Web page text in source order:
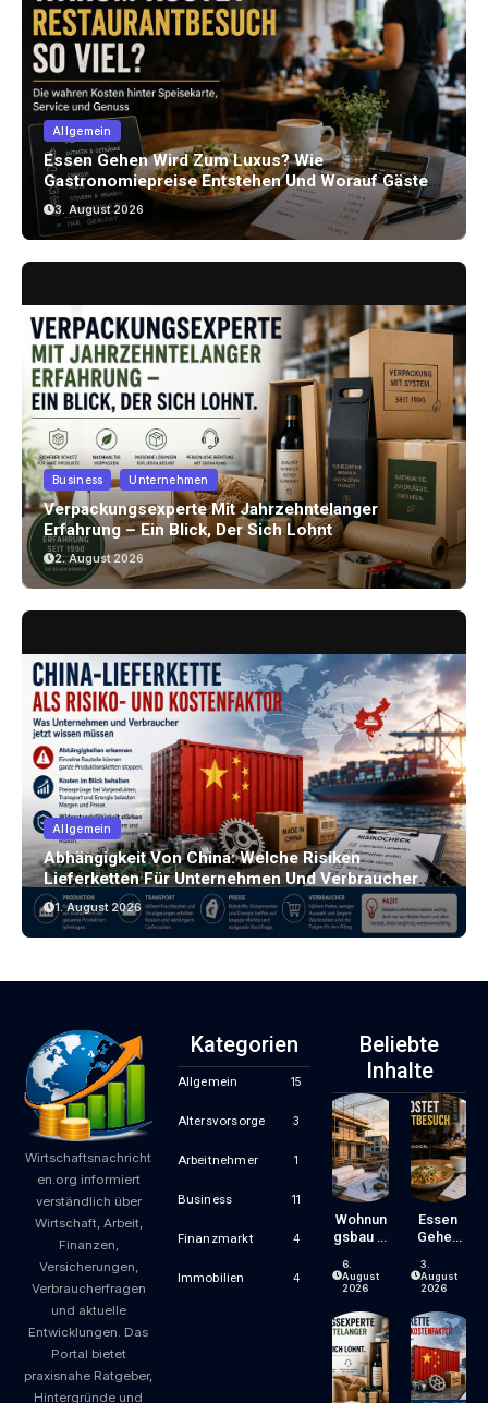
Allgemein
Essen Gehen Wird Zum Luxus? Wie
Gastronomiepreise Entstehen Und Worauf Gäste
Achten Können
3. August 2026
Business Unternehmen
Verpackungsexperte Mit Jahrzehntelanger
Erfahrung – Ein Blick, Der Sich Lohnt
2. August 2026
Allgemein
Abhängigkeit Von China: Welche Risiken
Lieferketten Für Unternehmen Und Verbraucher
Bergen
1. August 2026
Wirtschaftsnachricht
en.org informiert
verständlich über
Wirtschaft, Arbeit,
Finanzen,
Versicherungen,
Verbraucherfragen
und aktuelle
Entwicklungen. Das
Portal bietet
praxisnahe Ratgeber,
Hintergründe und
Kategorien
Allgemein 15
Altersvorsorge 3
Arbeitnehmer 1
Business 11
Finanzmarkt 4
Immobilien 4
Beliebte
Inhalte
Wohnun
Gsbau In
Krise:
Worauf
En Und
Käufer
Bei
Kosten,
Finanzie
6.
August
2026
Essen
Gehen
Zum
Luxus?
Gastron
Omiepre
Ise
Entsteh
En Und
3.
August
2026